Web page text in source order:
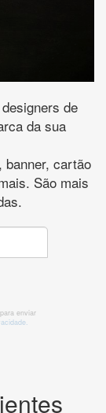
de
da sua
banner, cartão
São mais
enviar